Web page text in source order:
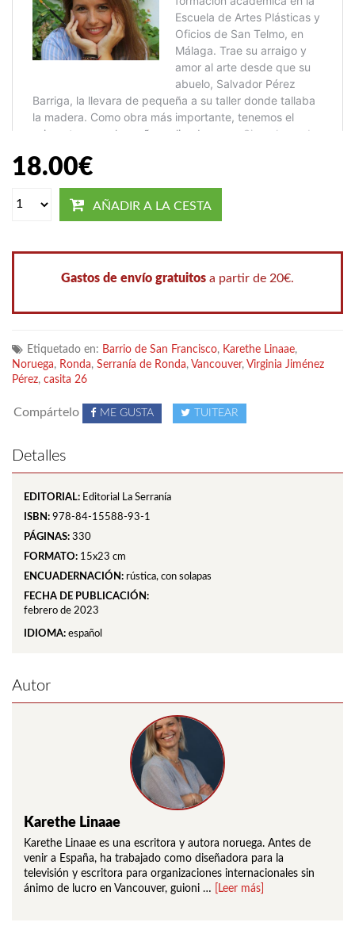
18.00€
AÑADIR A LA CESTA
Gastos de envío gratuitos a partir de 20€.
Etiquetado en: Barrio de San Francisco, Karethe Linaae,
Noruega, Ronda, Serranía de Ronda, Vancouver, Virginia Jiménez
Pérez, casita 26
Compártelo ME GUSTA TUITEAR
Detalles
EDITORIAL: Editorial La Serranía
ISBN: 978-84-15588-93-1
PÁGINAS: 330
FORMATO: 15x23 cm
ENCUADERNACIÓN: rústica, con solapas
FECHA DE PUBLICACIÓN:
febrero de 2023
IDIOMA: español
Autor
Karethe Linaae
Karethe Linaae es una escritora y autora noruega. Antes de
venir a España, ha trabajado como diseñadora para la
televisión y escritora para organizaciones internacionales sin
ánimo de lucro en Vancouver, guioni …
[Leer más]